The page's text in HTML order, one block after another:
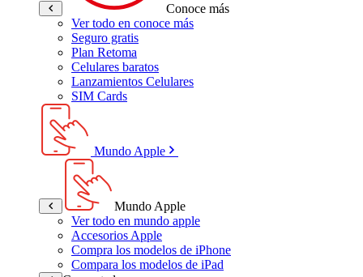
Conoce más
Ver todo en conoce más
Seguro gratis
Plan Retoma
Celulares baratos
Lanzamientos Celulares
SIM Cards
Mundo Apple
Mundo Apple
Ver todo en mundo apple
Accesorios Apple
Compra los modelos de iPhone
Compara los modelos de iPad